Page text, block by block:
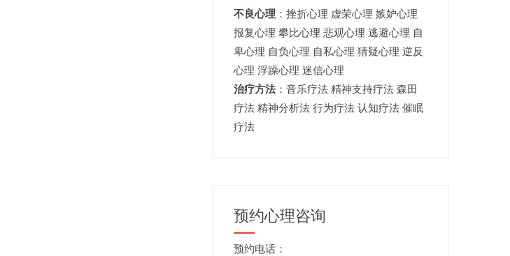
不良心理：挫折心理 虚荣心理 嫉妒心理
报复心理 攀比心理 悲观心理 逃避心理 自
卑心理 自负心理 自私心理 猜疑心理 逆反
心理 浮躁心理 迷信心理
治疗方法：音乐疗法 精神支持疗法 森田
疗法 精神分析法 行为疗法 认知疗法 催眠
疗法
预约心理咨询
预约电话：